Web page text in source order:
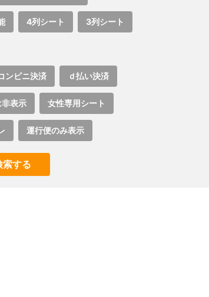
4列シート 3列シート
ンビニ決済 ｄ払い決済
表示 女性専用シート
運行便のみ表示
索する